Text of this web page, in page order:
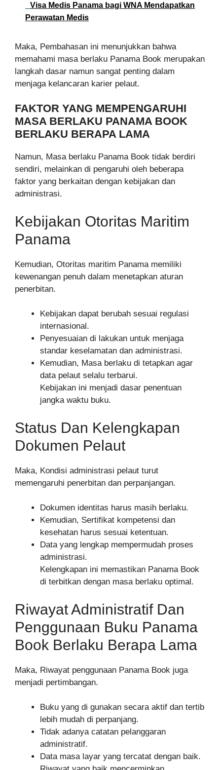
Visa Medis Panama bagi WNA Mendapatkan
Perawatan Medis
Maka, Pembahasan ini menunjukkan bahwa
memahami masa berlaku Panama Book merupakan
langkah dasar namun sangat penting dalam
menjaga kelancaran karier pelaut.
FAKTOR YANG MEMPENGARUHI
MASA BERLAKU PANAMA BOOK
BERLAKU BERAPA LAMA
Namun, Masa berlaku Panama Book tidak berdiri
sendiri, melainkan di pengaruhi oleh beberapa
faktor yang berkaitan dengan kebijakan dan
administrasi.
Kebijakan Otoritas Maritim
Panama
Kemudian, Otoritas maritim Panama memiliki
kewenangan penuh dalam menetapkan aturan
penerbitan.
Kebijakan dapat berubah sesuai regulasi
internasional.
Penyesuaian di lakukan untuk menjaga
standar keselamatan dan administrasi.
Kemudian, Masa berlaku di tetapkan agar
data pelaut selalu terbarui.
Kebijakan ini menjadi dasar penentuan
jangka waktu buku.
Status Dan Kelengkapan
Dokumen Pelaut
Maka, Kondisi administrasi pelaut turut
memengaruhi penerbitan dan perpanjangan.
Dokumen identitas harus masih berlaku.
Kemudian, Sertifikat kompetensi dan
kesehatan harus sesuai ketentuan.
Data yang lengkap mempermudah proses
administrasi.
Kelengkapan ini memastikan Panama Book
di terbitkan dengan masa berlaku optimal.
Riwayat Administratif Dan
Penggunaan Buku Panama
Book Berlaku Berapa Lama
Maka, Riwayat penggunaan Panama Book juga
menjadi pertimbangan.
Buku yang di gunakan secara aktif dan tertib
lebih mudah di perpanjang.
Tidak adanya catatan pelanggaran
administratif.
Data masa layar yang tercatat dengan baik.